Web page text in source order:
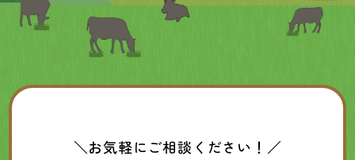
＼お気軽にご相談ください！／